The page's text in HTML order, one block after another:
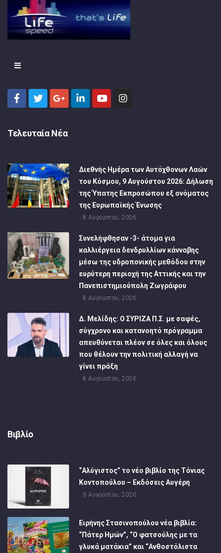
Τελευταία Νέα
Διεθνής Ημέρα των Αυτόχθονων Λαών
του Κόσμου, 9 Αυγούστου 2026: Δήλωση
της Ύπατης Εκπροσώπου εξ ονόματος
της Ευρωπαϊκής Ένωσης
8 Αυγούστου, 2026
Συνελήφθησαν -3- άτομα για
καλλιέργεια δενδρυλλίων κάνναβης
μέσω της υδροπονικής μεθόδου στην
ευρύτερη περιοχή της Αττικής και την
Πανεπιστημιούπολη Ζωγράφου
8 Αυγούστου, 2026
Δ. Μελίδης: Ο ΣΥΡΙΖΑ Π.Σ. με σαφές,
σύγχρονο και κατανοητό πρόγραμμα
απευθύνεται πλέον σε όλες και όλους
που θέλουν την πολιτική αλλαγή να
γίνει πράξη
8 Αυγούστου, 2026
Βιβλίο
“Αλύγιστος” το νέο βιβλίο της Τόνιας
Κοντοπούλου – Εκδόσεις Αυγέρη
6 Αυγούστου, 2026
Ειρήνης Στασινοπούλου νέα βιβλία:
“Πάτερ Ημών”, “Ο φατσούλης με τα
γλυκά ματάκια” και “Ανθοστόλιστα